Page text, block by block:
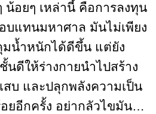
น้อยๆ เหล่านี้ คือการลงทุน
บแทนมหาศาล มันไม่เพียง
น้ำหนักได้ดีขึ้น แต่ยัง
นดีให้ร่างกายนำไปสร้าง
สบ และปลุกพลังความเป็น
ยอีกครั้ง อย่ากลัวไขมัน…